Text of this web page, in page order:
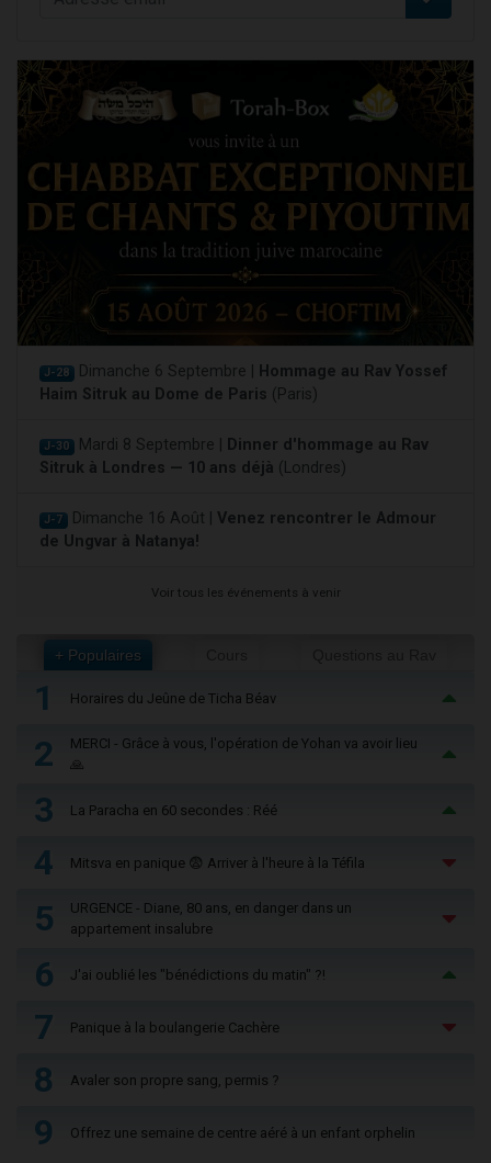
J-28 Dimanche 6 Septembre |
Hommage au Rav Yossef
Haim Sitruk au Dome de Paris (Paris)
J-30 Mardi 8 Septembre |
Dinner d'hommage au Rav
Sitruk à Londres — 10 ans déjà (Londres)
J-7 Dimanche 16 Août | Venez rencontrer le Admour
de Ungvar à Natanya!
Voir tous les événements à venir
+ Populaires
1 Horaires du Jeûne de Ticha Béav
2
MERCI - Grâce à vous, l'opération de Yohan va avoir lieu
🙏
3 La Paracha en 60 secondes : Réé
4 Mitsva en panique 😨 Arriver à l'heure à la Téfila
5
URGENCE - Diane, 80 ans, en danger dans un
appartement insalubre
6 J'ai oublié les "bénédictions du matin" ?!
7 Panique à la boulangerie Cachère
8 Avaler son propre sang, permis ?
9 Offrez une semaine de centre aéré à un enfant orphelin